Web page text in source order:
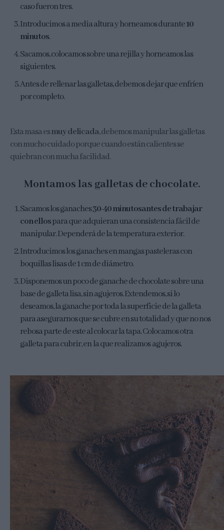
caso fueron tres.
Introducimos a media altura y horneamos durante10
minutos.
Sacamos, colocamos sobre una rejilla y horneamos las
siguientes.
Antes de rellenar las galletas, debemos dejar que enfríen
por completo.
Esta masa esmuy delicada, debemos manipular las galletas
con mucho cuidado porque cuando están calientes se
quiebran con mucha facilidad.
Montamos las galletas de chocolate.
Sacamos los ganaches30-40 minutosantes de trabajar
con ellospara que adquieran una consistencia fácil de
manipular. Dependerá de la temperatura exterior.
Introducimos los ganaches en mangas pasteleras con
boquillas lisas de 1 cm de diámetro.
Disponemos un poco de ganache de chocolate sobre una
base de galleta lisa, sin agujeros. Extendemos, si lo
deseamos, la ganache por toda la superficie de la galleta
para asegurarnos que se cubre en su totalidad y que no nos
rebosa parte de este al colocar la tapa. Colocamos otra
galleta para cubrir, en la que realizamos agujeros.